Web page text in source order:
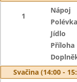
1
Nápoj
Polévka
Jídlo
Příloha
Svačina (14:00 -